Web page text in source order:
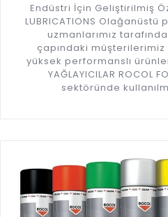
Endüstri İçin Geliştirilmiş
LUBRICATIONS
uzmanlarımız
çapındaki
yüksek performanslı ürünler
YAĞLAYICILAR ROCOL
sektöründe